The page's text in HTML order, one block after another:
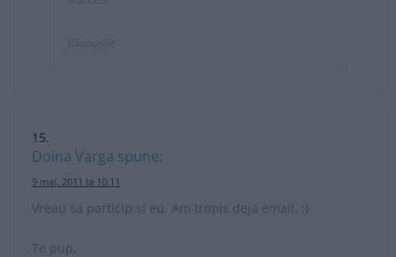
Răspunde
Doina Varga spune:
9 mai, 2011 la 10:11
Vreau sa particip si eu. Am trimis deja email. :)
Te pup,